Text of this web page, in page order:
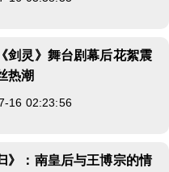
剑灵》舞台剧幕后花絮震
热潮
16 02:23:56
》：南皇后与王博宗的情